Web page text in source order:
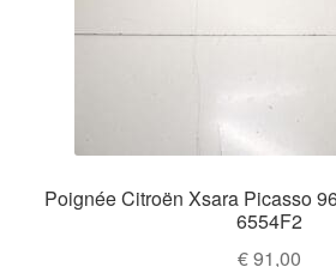
Poignée Citroën Xsara Picasso
6554F2
€91,00